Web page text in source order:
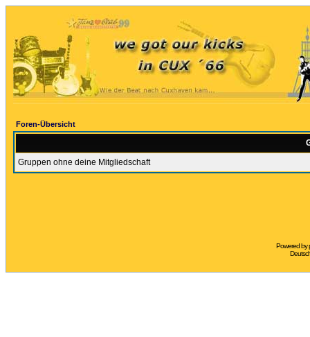
Foren-Übersicht
Gruppen ohne deine Mitgliedschaft
Powered by